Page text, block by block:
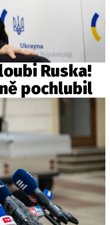
Ruska!
pochlubil